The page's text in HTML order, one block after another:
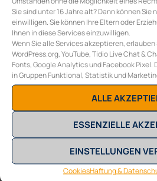
Sie sind unter 16 Jahre alt? Dann können
einwilligen. Sie können Ihre Eltern oder
Ihnen in diese Services einzuwilligen.
Wenn Sie alle Services akzeptieren,
WordPress.org, YouTube, Tidio Live Chat &
Fonts, Google Analytics und Facebook Pixel.
in Gruppen Funktional, Statistik und
ALLE
ESSENZIELLE
EINSTELLUNGEN
CookiesHaftung &
Eoffice@collective-energy.at
T+43 (0) 1 311 28 01